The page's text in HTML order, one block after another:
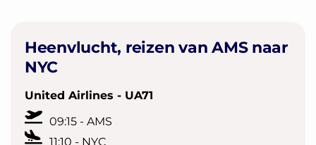
Heenvlucht, reizen van AMS naar
NYC
United Airlines - UA71
09:15 - AMS
11:10 - NYC